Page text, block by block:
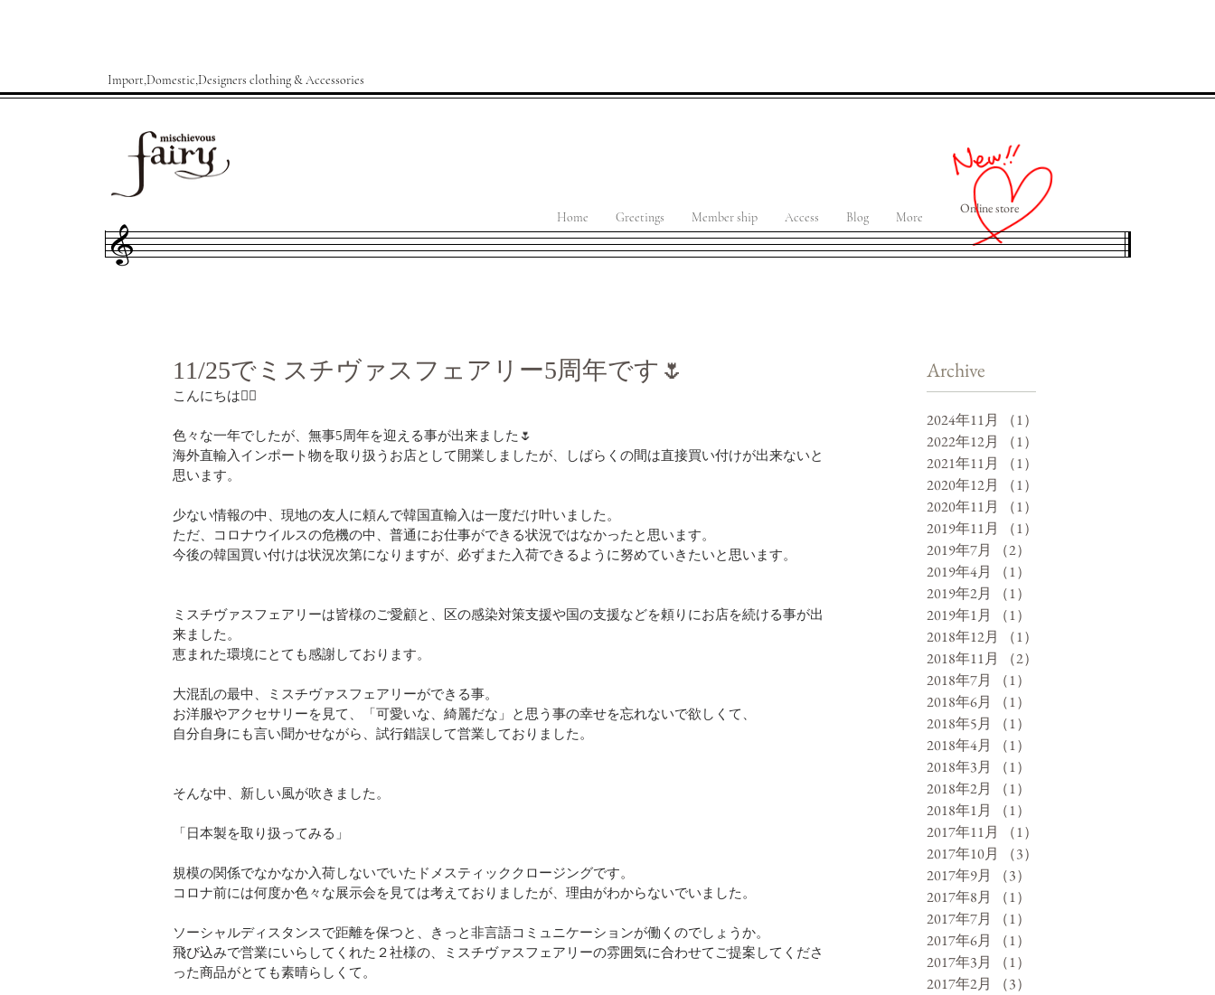
Import,Domestic,Designers clothing & Accessories
Home Greetings Member ship Access Blog More
Online store
11/25でミスチヴァスフェアリー5周年です🌷
こんにちは🧚‍♂️
色々な一年でしたが、無事5周年を迎える事が出来ました🌷
海外直輸入インポート物を取り扱うお店として開業しましたが、しばらくの間は直接買い付けが出来ないと
思います。
少ない情報の中、現地の友人に頼んで韓国直輸入は一度だけ叶いました。
ただ、コロナウイルスの危機の中、普通にお仕事ができる状況ではなかったと思います。
今後の韓国買い付けは状況次第になりますが、必ずまた入荷できるように努めていきたいと思います。
ミスチヴァスフェアリーは皆様のご愛顧と、区の感染対策支援や国の支援などを頼りにお店を続ける事が出
来ました。
恵まれた環境にとても感謝しております。
大混乱の最中、ミスチヴァスフェアリーができる事。
お洋服やアクセサリーを見て、「可愛いな、綺麗だな」と思う事の幸せを忘れないで欲しくて、
自分自身にも言い聞かせながら、試行錯誤して営業しておりました。
そんな中、新しい風が吹きました。
「日本製を取り扱ってみる」
規模の関係でなかなか入荷しないでいたドメスティッククロージングです。
コロナ前には何度か色々な展示会を見ては考えておりましたが、理由がわからないでいました。
ソーシャルディスタンスで距離を保つと、きっと非言語コミュニケーションが働くのでしょうか。
飛び込みで営業にいらしてくれた２社様の、ミスチヴァスフェアリーの雰囲気に合わせてご提案してくださ
った商品がとても素晴らしくて。
Archive
2024年11月 （1）
2022年12月
（1）
2021年11月
（1）
2020年12月
（1）
2020年11月
（1）
2019年11月
（1）
2019年7月
（2）
2019年4月
（1）
2019年2月
（1）
2019年1月
（1）
2018年12月
（1）
2018年11月
（2）
2018年7月
（1）
2018年6月
（1）
2018年5月
（1）
2018年4月
（1）
2018年3月
（1）
2018年2月
（1）
2018年1月
（1）
2017年11月
（1）
2017年10月
（3）
2017年9月
（3）
2017年8月
（1）
2017年7月
（1）
2017年6月
（1）
2017年3月
（1）
2017年2月
（3）